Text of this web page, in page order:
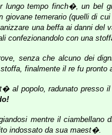
lungo tempo finch�, un bel
temerario (quelli di
una beffa ai danni
confezionandolo con una
senza che alcuno dei
finalmente il re fu pronto
al popolo, radunato presso
mentre il ciambellano
indossato da sua maest�.